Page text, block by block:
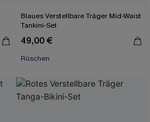
Blaues Verstellbare Träger Mid-Waist
Tankini-Set
49,00 €
Rüschen